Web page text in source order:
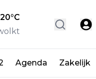
20°C
Agenda Zakelijk